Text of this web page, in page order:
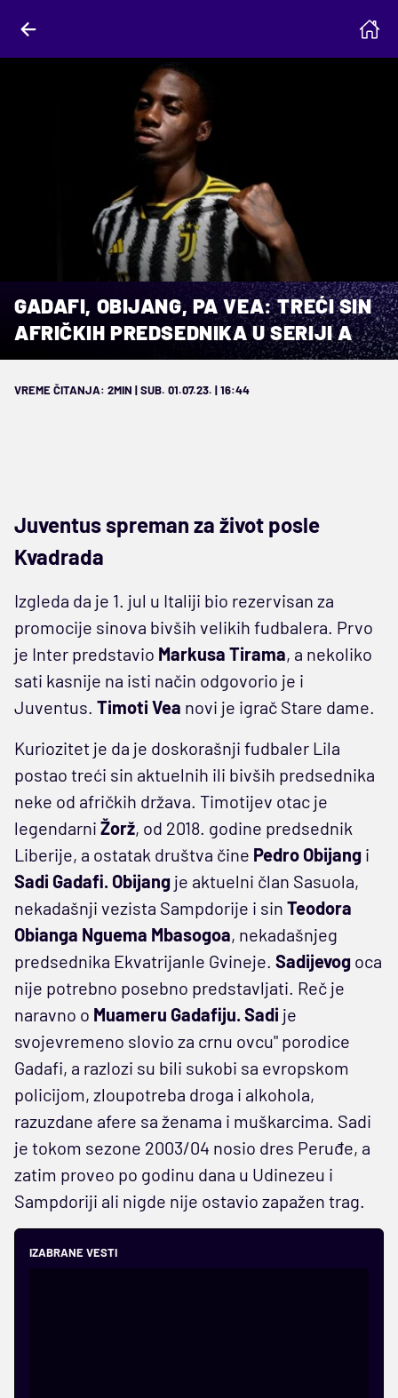
GADAFI, OBIJANG, PA VEA: TREĆI SIN
AFRIČKIH PREDSEDNIKA U SERIJI A
VREME ČITANJA: 2MIN | SUB. 01.07.23. | 16:44
Juventus spreman za život posle
Kvadrada
Izgleda da je 1. jul u Italiji bio rezervisan za
promocije sinova bivših velikih fudbalera. Prvo
je Inter predstavio Markusa Tirama, a nekoliko
sati kasnije na isti način odgovorio je i
Juventus. Timoti Vea novi je igrač Stare dame.
Kuriozitet je da je doskorašnji fudbaler Lila
postao treći sin aktuelnih ili bivših predsednika
neke od afričkih država. Timotijev otac je
legendarni Žorž, od 2018. godine predsednik
Liberije, a ostatak društva čine Pedro Obijang i
Sadi Gadafi. Obijang je aktuelni član Sasuola,
nekadašnji vezista Sampdorije i sin Teodora
Obianga Nguema Mbasogoa, nekadašnjeg
predsednika Ekvatrijanle Gvineje. Sadijevog oca
nije potrebno posebno predstavljati. Reč je
naravno o Muameru Gadafiju. Sadi je
svojevremeno slovio za crnu ovcu" porodice
Gadafi, a razlozi su bili sukobi sa evropskom
policijom, zloupotreba droga i alkohola,
razuzdane afere sa ženama i muškarcima. Sadi
je tokom sezone 2003/04 nosio dres Peruđe, a
zatim proveo po godinu dana u Udinezeu i
Sampdoriji ali nigde nije ostavio zapažen trag.
IZABRANE VESTI